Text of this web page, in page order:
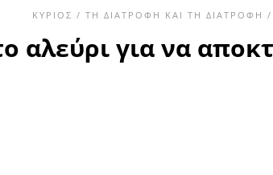
ΚΎΡΙΟΣ / ΤΗ ΔΙΑΤΡΟΦΉ ΚΑΙ ΤΗ ΔΙΑΤΡΟΦΉ /
αλεύρι για να